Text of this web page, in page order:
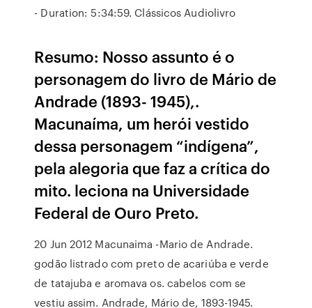
- Duration: 5:34:59. Clássicos Audiolivro
Resumo: Nosso assunto é o
personagem do livro de Mário de
Andrade (1893- 1945),.
Macunaíma, um herói vestido
dessa personagem “indígena”,
pela alegoria que faz a crítica do
mito. leciona na Universidade
Federal de Ouro Preto.
20 Jun 2012 Macunaima -Mario de Andrade.
godão listrado com preto de acariúba e verde
de tatajuba e aromava os. cabelos com se
vestiu assim. Andrade, Mário de, 1893-1945.